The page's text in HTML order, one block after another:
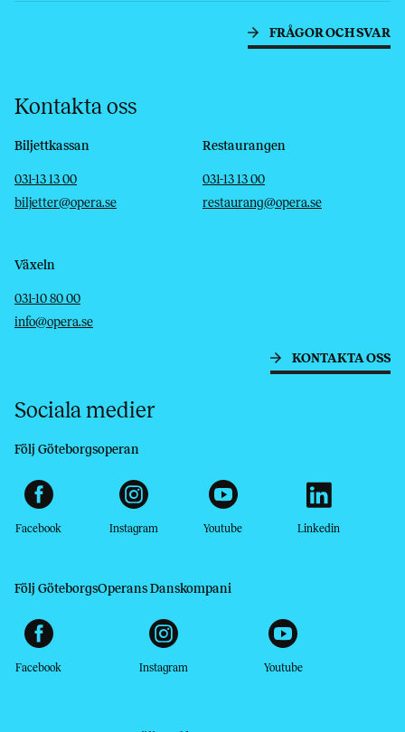
FRÅGOR OCH SVAR
Kontakta oss
Biljettkassan
Telefon
031-13 13 00
E-post
biljetter@opera.se
Restaurangen
Telefon
031-13 13 00
E-post
restaurang@opera.se
Växeln
Telefon
031-10 80 00
E-post
info@opera.se
KONTAKTA OSS
Sociala medier
Följ Göteborgsoperan
Facebook Instagram Youtube Linkedin
Följ GöteborgsOperans Danskompani
Facebook Instagram Youtube